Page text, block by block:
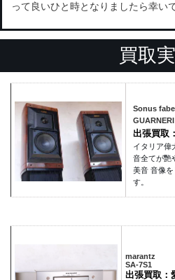
って良いひと時となりましたら幸い
買取
Sonus
出張買取
イタリア偉
音全てが艷
美音 音像
す。
marantz
SA-7S1
出張買取：